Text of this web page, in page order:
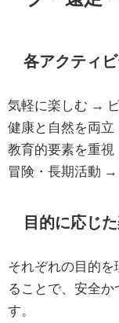
各アクティ
気軽に楽しむ →
健康と自然を両
教育的要素を重
冒険・長期活動
目的に応じ
それぞれの目的
ることで、安全か
す。